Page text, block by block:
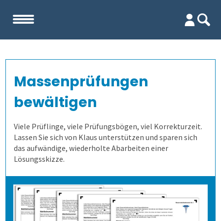
Unternehmen
Firma
Referenzen
Wofür ist es gut?
Kursevaluation
Auswertungen direkt abrufen
Wie finden wir die Antworten?
Prüfungen
1. Aufgaben verwalten
Massenprüfungen
bewältigen
Viele Prüflinge, viele Prüfungsbögen, viel Korrekturzeit.
Lassen Sie sich von Klaus unterstützen und sparen sich
das aufwändige, wiederholte Abarbeiten einer
Lösungsskizze.